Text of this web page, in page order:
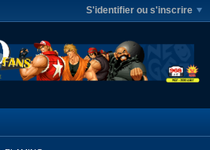
S'identifier ou s'inscrire